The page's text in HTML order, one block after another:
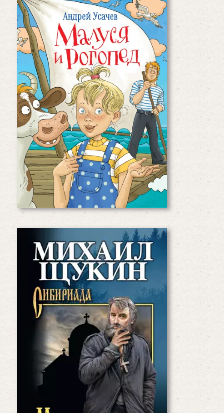
Рогопед»
Хочешь изменить мир — измени
одну букву! Обыкновенная девочка
Маруся ужасно не любила ни с кем
знакомиться, потому что, когда
спрашивали её имя, приходилось
отвечать:…
Читать дальше
Морок
Остросюжетный роман «Морок»
известного сибирского писателя
Михаила Щукина, лауреата
Национальной литературной
премии имени В.Г. Распутина, ярко и
пронзительно рассказывает о том,
что ложные обещания
заканчиваются…